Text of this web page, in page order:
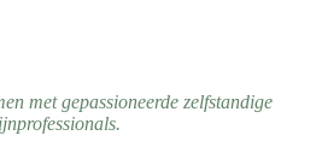
met gepassioneerde zelfstandige